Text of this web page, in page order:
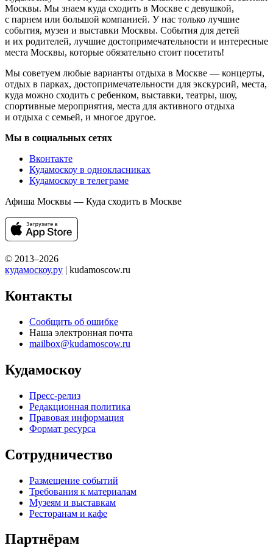
Москвы. Мы знаем куда сходить в Москве с девушкой,
с парнем или большой компанией. У нас только лучшие
события, музеи и выставки Москвы. События для детей
и их родителей, лучшие достопримечательности и интересные
места Москвы, которые обязательно стоит посетить!
Мы советуем любые варианты отдыха в Москве — концерты,
отдых в парках, достопримечательности для экскурсий, места,
куда можно сходить с ребенком, выставки, театры, шоу,
спортивные мероприятия, места для активного отдыха
и отдыха с семьей, и многое другое.
Мы в социальных сетях
Вконтакте
Кудамоскоу в однокласниках
Кудамоскоу в телеграме
Афиша Москвы — Куда сходить в Москве
© 2013–2026
кудамоскоу.ру | kudamoscow.ru
Контакты
Сообщить об ошибке
Наша электронная почта
mailbox@kudamoscow.ru
Кудамоскоу
Пресс-релиз
Редакционная политика
Правовая информация
Формат ресурса
Сотрудничество
Размещение событий
Требования к материалам
Музеям и выставкам
Ресторанам и кафе
Партнёрам